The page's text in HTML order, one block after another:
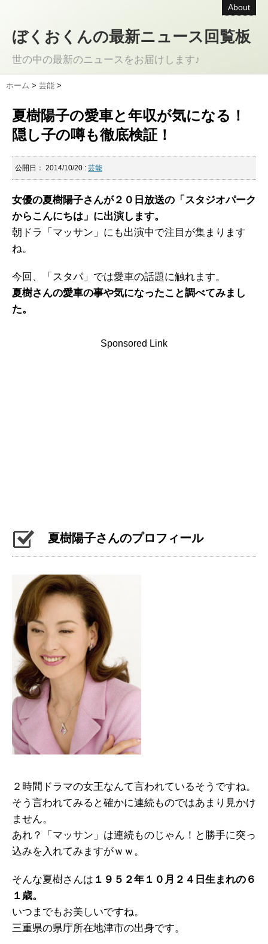
About
ぼくおくんの最新ニュース回覧板
世の中の最新のニュースをお届けします♪
ホーム > 芸能 >
夏樹陽子の愛車と年収が気になる！
隠し子の噂も徹底検証！
公開日： 2014/10/20 : 芸能
女優の夏樹陽子さんが２０日放送の「スタジオパーク
からこんにちは」に出演します。
朝ドラ「マッサン」にも出演中で注目が集まります
ね。
今回、「スタパ」では愛車の話題に触れます。
夏樹さんの愛車の事や気になったこと調べてみまし
た。
Sponsored Link
夏樹陽子さんのプロフィール
２時間ドラマの女王なんて言われているそうですね。
そう言われてみると確かに連続ものではあまり見かけ
ません。
あれ？「マッサン」は連続ものじゃん！と勝手に突っ
込みを入れてみますがｗｗ。
そんな夏樹さんは １９５２年１０月２４日生まれの６
１歳。
いつまでもお美しいですね。
三重県の県庁所在地津市の出身です。